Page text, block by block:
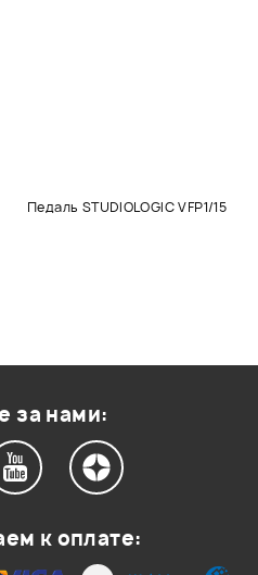
Педаль STUDIOLOGIC VFP1/15
за нами:
к оплате: